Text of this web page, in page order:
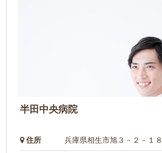
半田中央病院
住所 兵庫県相生市旭３－２－１８